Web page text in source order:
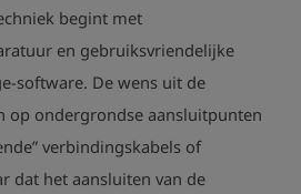
begint met
en gebruiksvriendelijke
software. De wens uit de
op ondergrondse aansluitpunten
verbindingskabels of
dat het aansluiten van de